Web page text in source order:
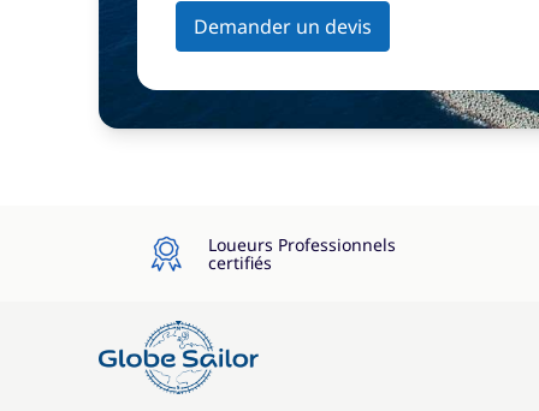
Demander un devis
Loueurs Professionnels
certifiés